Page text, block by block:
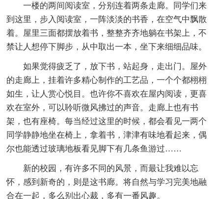
一楼的两间阅读室，分别连着两条走廊。同学们来
到这里，步入阅读室，一阵淡淡的书香，在空气中飘散
着。屋里三面都摆放着书，整整齐齐地躺在书架上，不
禁让人想停下脚步，从中取出一本，坐下来细细品味。
如果觉得疲乏了，放下书，站起身，走出门。屋外
的走廊上，挂着许多精心制作的工艺品，一个个都栩栩
如生，让人赏心悦目。也许你不喜欢在屋内阅读，更喜
欢在室外，可以聆听微风拂过的声音。走廊上也有书
架，也有座椅。每当经过这里的时候，都会看见一两个
同学静静地坐在椅上，拿着书，津津有味地看起来，偶
尔也能透过玻璃地板看见脚下有几条鱼游过……
新的校园，有许多不同的风景，而最让我难以忘
怀，感到新奇的，则是这书廊。将自然与学习完美地融
合在一起，多么别出心裁，多有一番风趣。